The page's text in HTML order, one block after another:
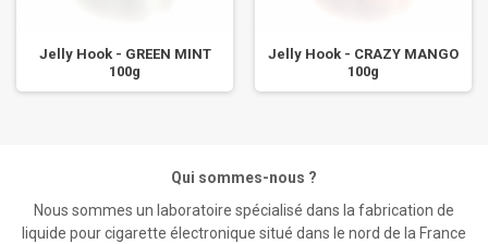
Jelly Hook - GREEN MINT
100g
Jelly Hook - CRAZY MANGO
100g
Qui sommes-nous ?
Nous sommes un laboratoire spécialisé dans la fabrication de
liquide pour cigarette électronique situé dans le nord de la France